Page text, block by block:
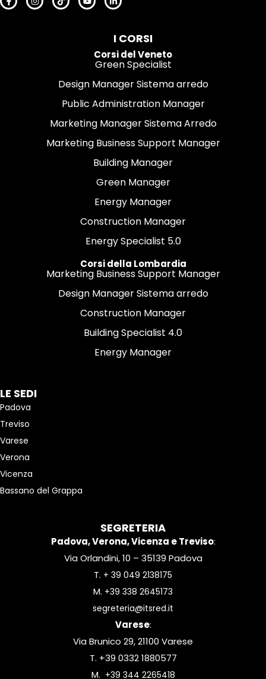
I CORSI
Corsi del Veneto
Green Specialist
Design Manager Sistema arredo
Public Administration Manager
Marketing Manager Sistema Arredo
Marketing Business Support Manager
Building Manager
Green Manager
Energy Manager
Construction Manager
Energy Specialist 5.0
Corsi della Lombardia
Marketing Business Support Manager
Design Manager Sistema arredo
Construction Manager
Building Specialist 4.0
Energy Manager
LE SEDI
Padova
Treviso
Varese
Verona
Vicenza
Bassano del Grappa
SEGRETERIA
Padova, Verona, Vicenza e Treviso:
Via Orlandini, 10 – 35139 Padova
T. + 39 049 2138175
M. +39 338 2645173
segreteria@itsred.it
Varese:
Via Brunico 29, 21100 Varese
T. +39 0332 1880577
M. +39 344 2265418